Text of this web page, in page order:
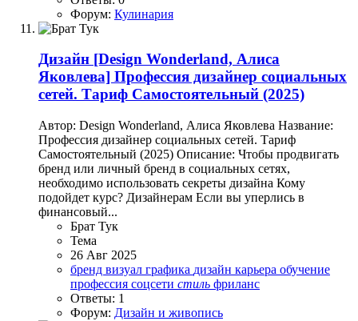
Форум: Кулинария
Дизайн [Design Wonderland, Алиса
Яковлева] Профессия дизайнер социальных
сетей. Тариф Самостоятельный (2025)
Автор: Design Wonderland, Алиса Яковлева Название:
Профессия дизайнер социальных сетей. Тариф
Самостоятельный (2025) Описание: Чтобы продвигать
бренд или личный бренд в социальных сетях,
необходимо использовать секреты дизайна Кому
подойдет курс? Дизайнерам Если вы уперлись в
финансовый...
Брат Тук
Тема
26 Авг 2025
бренд визуал графика дизайн карьера обучение
профессия соцсети стиль фриланс
Ответы: 1
Форум: Дизайн и живопись